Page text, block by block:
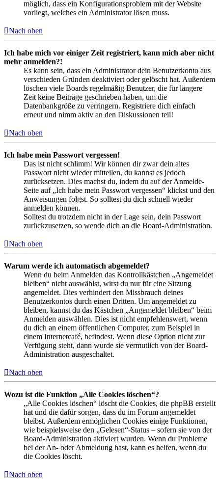
möglich, dass ein Konfigurationsproblem mit der Website
vorliegt, welches ein Administrator lösen muss.
Nach oben
Ich habe mich vor einiger Zeit registriert, kann mich aber nicht
mehr anmelden?!
Es kann sein, dass ein Administrator dein Benutzerkonto aus
verschieden Gründen deaktiviert oder gelöscht hat. Außerdem
löschen viele Boards regelmäßig Benutzer, die für längere
Zeit keine Beiträge geschrieben haben, um die
Datenbankgröße zu verringern. Registriere dich einfach
erneut und nimm aktiv an den Diskussionen teil!
Nach oben
Ich habe mein Passwort vergessen!
Das ist nicht schlimm! Wir können dir zwar dein altes
Passwort nicht wieder mitteilen, du kannst es jedoch
zurücksetzen. Dies machst du, indem du auf der Anmelde-
Seite auf „Ich habe mein Passwort vergessen“ klickst und den
Anweisungen folgst. So solltest du dich schnell wieder
anmelden können.
Solltest du trotzdem nicht in der Lage sein, dein Passwort
zurückzusetzen, so wende dich an die Board-Administration.
Nach oben
Warum werde ich automatisch abgemeldet?
Wenn du beim Anmelden das Kontrollkästchen „Angemeldet
bleiben“ nicht auswählst, wirst du nur für eine Sitzung
angemeldet. Dies verhindert den Missbrauch deines
Benutzerkontos durch einen Dritten. Um angemeldet zu
bleiben, kannst du das Kästchen „Angemeldet bleiben“ beim
Anmelden auswählen. Dies ist nicht empfehlenswert, wenn
du dich an einem öffentlichen Computer, zum Beispiel in
einem Internetcafé, befindest. Wenn diese Option nicht zur
Verfügung steht, dann wurde sie vermutlich von der Board-
Administration ausgeschaltet.
Nach oben
Wozu ist die Funktion „Alle Cookies löschen“?
„Alle Cookies löschen“ löscht die Cookies, die phpBB erstellt
hat und die dafür sorgen, dass du im Forum angemeldet
bleibst. Außerdem ermöglichen Cookies einige Funktionen,
wie beispielsweise den „Gelesen“-Status – sofern sie von der
Board-Administration aktiviert wurden. Wenn du Probleme
bei der An- oder Abmeldung hast, kann es helfen, wenn du
die Cookies löscht.
Nach oben